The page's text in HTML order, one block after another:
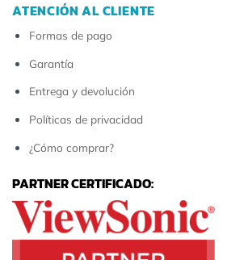
ATENCIÓN AL CLIENTE
Formas de pago
Garantía
Entrega y devolución
Políticas de privacidad
¿Cómo comprar?
PARTNER CERTIFICADO: